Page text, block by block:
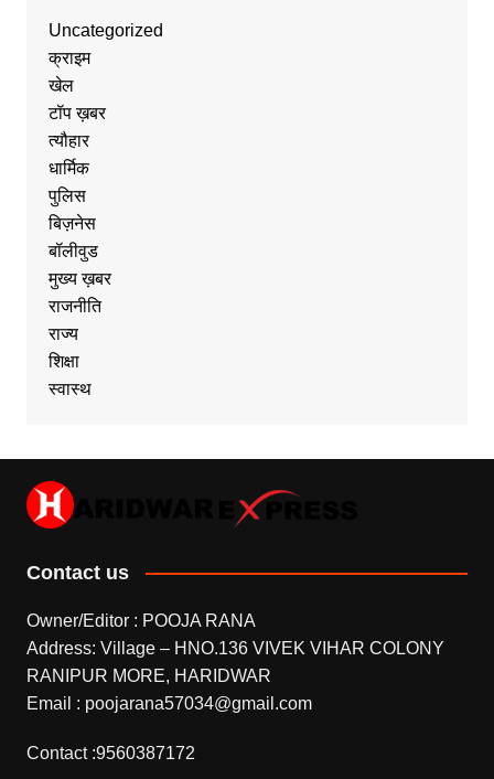
Uncategorized
क्राइम
खेल
टॉप ख़बर
त्यौहार
धार्मिक
पुलिस
बिज़नेस
बॉलीवुड
मुख्य ख़बर
राजनीति
राज्य
शिक्षा
स्वास्थ
Contact us
Owner/Editor : POOJA RANA
Address: Village – HNO.136 VIVEK VIHAR COLONY
RANIPUR MORE, HARIDWAR
Email : poojarana57034@gmail.com
Contact :9560387172